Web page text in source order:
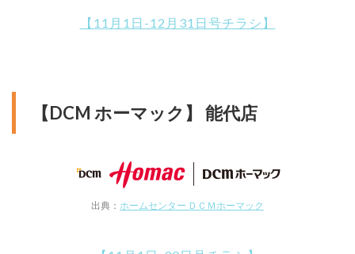
【11月1日-12月31日号チラシ】
【DCM ホーマック】 能代店
出典： ホームセンター ＤＣＭホーマック